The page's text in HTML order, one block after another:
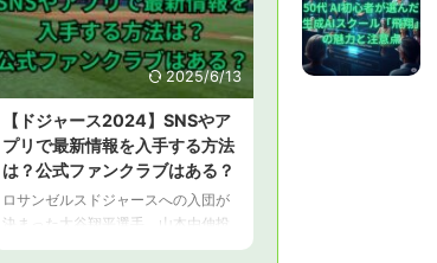
に行かれているファンの皆さん、そ
して、レギュラーシーズンの観戦を
検討している方も多いことでしょ
う。 この記事では、ドジャースはじ
め、MLB観戦におススメのツアー情
報、また、JTBがオフィシャルパート
ナーとなったことで実現する特別な
ツアーについても解説します。 【ド
ジャ ...
2025/6/13
【ドジャース2024】SNSやア
プリで最新情報を入手する方法
は？公式ファンクラブはある？
ロサンゼルスドジャースへの入団が
決まった大谷翔平選手、山本由伸投
手。2024年は、ドジャースで盛り上